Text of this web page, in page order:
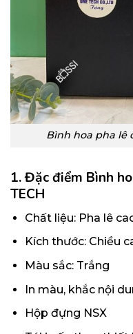
Bình hoa pha lê
1. Đặc điểm Bình
TECH
Chất liệu: Pha lê
Kích thước: Chiều
Màu sắc: Trắng
In màu, khắc nội
Hộp đựng NSX